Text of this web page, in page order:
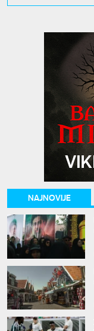
NAJNOVIJE